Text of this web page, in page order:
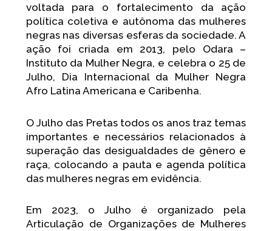
voltada para o fortalecimento da ação
política coletiva e autônoma das mulheres
negras nas diversas esferas da sociedade. A
ação foi criada em 2013, pelo Odara –
Instituto da Mulher Negra, e celebra o 25 de
Julho, Dia Internacional da Mulher Negra
Afro Latina Americana e Caribenha.
O Julho das Pretas todos os anos traz temas
importantes e necessários relacionados à
superação das desigualdades de gênero e
raça, colocando a pauta e agenda política
das mulheres negras em evidência.
Em 2023, o Julho é organizado pela
Articulação de Organizações de Mulheres